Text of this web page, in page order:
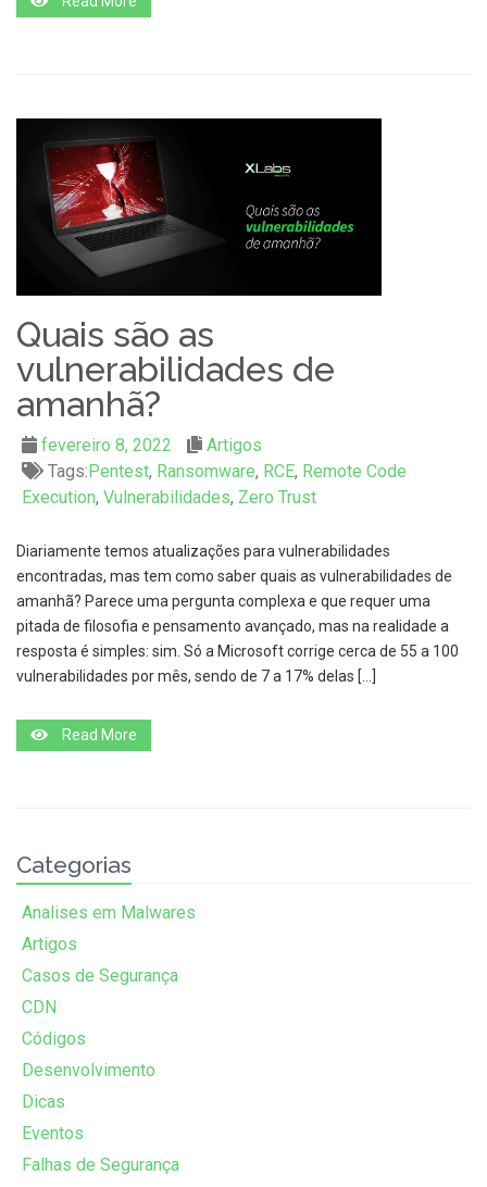
Quais são as
vulnerabilidades de
amanhã?
fevereiro 8, 2022
Artigos
Tags: Pentest, Ransomware, RCE, Remote Code
Execution, Vulnerabilidades, Zero Trust
Diariamente temos atualizações para vulnerabilidades
encontradas, mas tem como saber quais as vulnerabilidades de
amanhã? Parece uma pergunta complexa e que requer uma
pitada de filosofia e pensamento avançado, mas na realidade a
resposta é simples: sim. Só a Microsoft corrige cerca de 55 a 100
vulnerabilidades por mês, sendo de 7 a 17% delas […]
Read More
Categorias
Analises em Malwares
Artigos
Casos de Segurança
CDN
Códigos
Desenvolvimento
Dicas
Eventos
Falhas de Segurança